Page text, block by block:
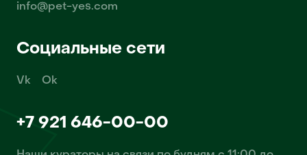
info@pet-yes.com
Социальные сети
Vk Ok
+7 921 646-00-00